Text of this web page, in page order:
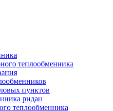
теплообменника
пунктов
ридан
теплообменника